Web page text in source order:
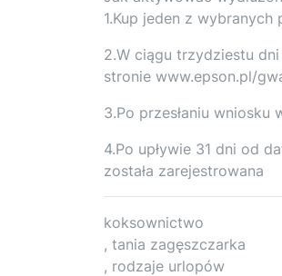
1.Kup jeden z
2.W ciągu trzydziestu
stronie www.epson.pl/
3.Po przesłaniu
4.Po upływie 31 dni od
została zarejestrowana
koksownictwo
, tania zagęszczarka
, rodzaje urlopów